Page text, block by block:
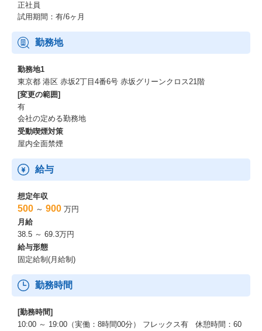
正社員
試用期間：有/6ヶ月
勤務地
勤務地1
東京都 港区 赤坂2丁目4番6号 赤坂グリーンクロス21階
[変更の範囲]
有
会社の定める勤務地
受動喫煙対策
屋内全面禁煙
給与
想定年収
500 ～ 900 万円
月給
38.5 ～ 69.3万円
給与形態
固定給制(月給制)
勤務時間
[勤務時間]
10:00 ～ 19:00（実働：8時間00分） フレックス有 休憩時間：60